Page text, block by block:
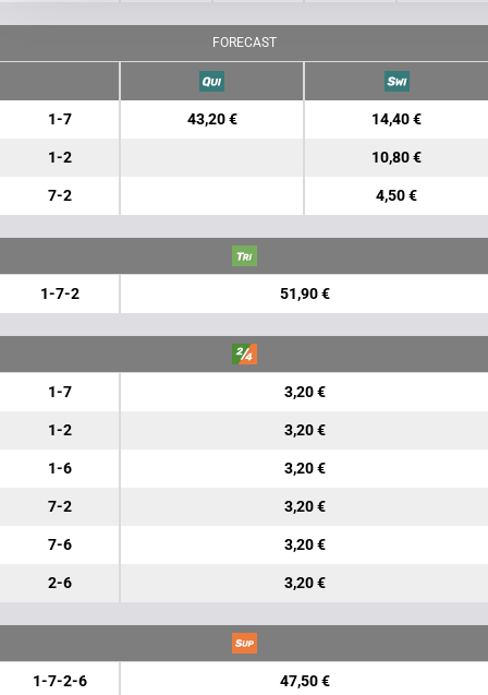
FORECAST
1-7 43,20 € 14,40 €
1-2 10,80 €
7-2 4,50 €
1-7-2 51,90 €
1-7 3,20 €
1-2 3,20 €
1-6 3,20 €
7-2 3,20 €
7-6 3,20 €
2-6 3,20 €
1-7-2-6 47,50 €